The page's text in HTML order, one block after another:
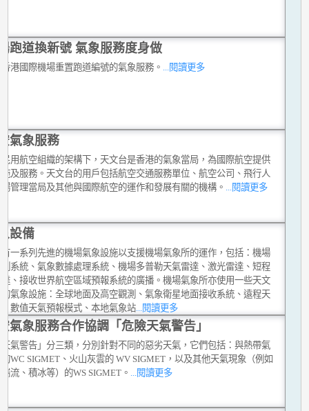
跑道換新號 氣象服務度身做
港國際機場重置跑道編號的氣象服務。 ...閱讀更多
氣象服務
用航空組織的架構下，天文台是香港的氣象當局，為國際航空提供
及服務。天文台的用戶包括航空交通服務單位、航空公司、飛行人
管理當局及其他與國際航空的運作和發展有關的機構。 ...閱讀更多
設備
一系列先進的機場氣象設施以支援機場氣象所的運作，包括：機場
系統、氣象數據處理系統、機場多普勒天氣雷達、激光雷達、短程
、接收世界航空區域預報系統的廣播。機場氣象所亦使用一些天文
氣象設施：全球地面及高空觀測、氣象衛星地面接收系統、遠程天
數值天氣預報模式、本地氣象站 ...閱讀更多
氣象服務合作協調「危險天氣警告」
氣警告」分三類，分別針對不同的惡劣天氣，它們包括：與熱帶氣
WC SIGMET、火山灰雲的 WV SIGMET，以及其他天氣現象（例如
流、積冰等）的WS SIGMET。
...閱讀更多